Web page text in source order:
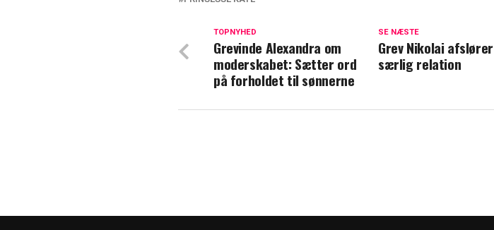
Afslører: Derfor undgår prins William disse
William og Kate glimrede ved sit fravær: Er det
årsagen?
SE NÆSTE
Grev Nikolai afslører
særlig relation
TOPNYHED
Grevinde Alexandra om
moderskabet: Sætter ord
på forholdet til sønnerne